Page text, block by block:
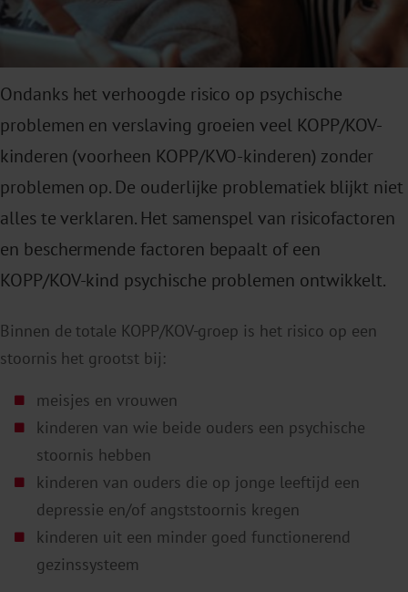
Ondanks het verhoogde risico op psychische
problemen en verslaving groeien veel KOPP/KOV-
kinderen (voorheen KOPP/KVO-kinderen) zonder
problemen op. De ouderlijke problematiek blijkt niet
alles te verklaren. Het samenspel van risicofactoren
en beschermende factoren bepaalt of een
KOPP/KOV-kind psychische problemen ontwikkelt.
Binnen de totale KOPP/KOV-groep is het risico op een
stoornis het grootst bij:
meisjes en vrouwen
kinderen van wie beide ouders een psychische
stoornis hebben
kinderen van ouders die op jonge leeftijd een
depressie en/of angststoornis kregen
kinderen uit een minder goed functionerend
gezinssysteem